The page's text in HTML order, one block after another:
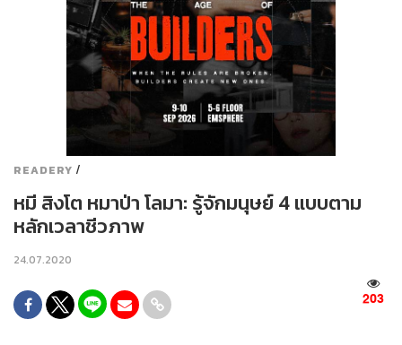
READERY /
หมี สิงโต หมาป่า โลมา: รู้จักมนุษย์ 4 แบบตาม
หลักเวลาชีวภาพ
24.07.2020
203